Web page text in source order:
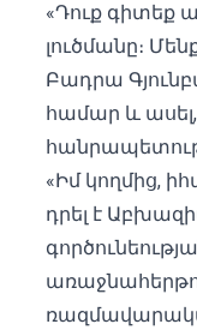
«Դուք գիտեք
լուծմանը։
Բադրա
համար և ասել,
«Իմ կողմից,
դրել է